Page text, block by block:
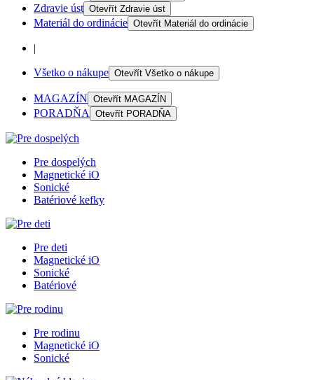
Zdravie úst Otevřít Zdravie úst
Materiál do ordinácie Otevřít Materiál do ordinácie
|
Všetko o nákupe Otevřít Všetko o nákupe
MAGAZÍN Otevřít MAGAZÍN
PORADŇA Otevřít PORADŇA
Pre dospelých
Magnetické iO
Sonické
Batériové kefky
Pre deti
Magnetické iO
Sonické
Batériové
Pre rodinu
Magnetické iO
Sonické